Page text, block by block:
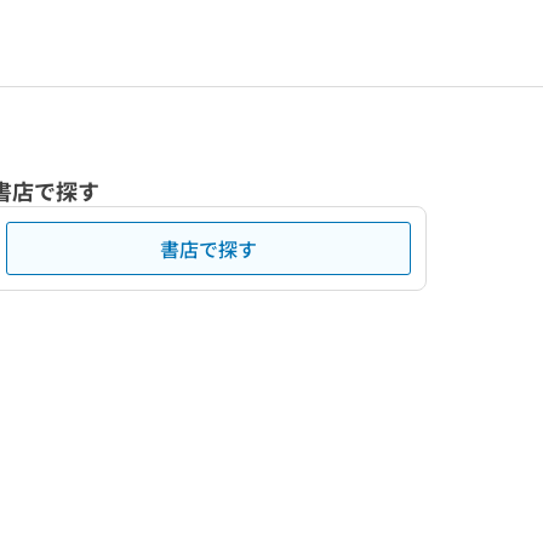
店で探す
書店で探す